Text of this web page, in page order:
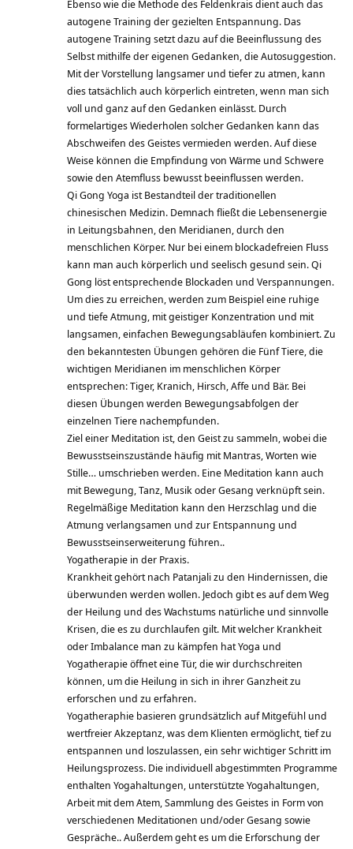
Ebenso wie die Methode des Feldenkrais dient auch das
autogene Training der gezielten Entspannung. Das
autogene Training setzt dazu auf die Beeinflussung des
Selbst mithilfe der eigenen Gedanken, die Autosuggestion.
Mit der Vorstellung langsamer und tiefer zu atmen, kann
dies tatsächlich auch körperlich eintreten, wenn man sich
voll und ganz auf den Gedanken einlässt. Durch
formelartiges Wiederholen solcher Gedanken kann das
Abschweifen des Geistes vermieden werden. Auf diese
Weise können die Empfindung von Wärme und Schwere
sowie den Atemfluss bewusst beeinflussen werden.
Qi Gong Yoga ist Bestandteil der traditionellen
chinesischen Medizin. Demnach fließt die Lebensenergie
in Leitungsbahnen, den Meridianen, durch den
menschlichen Körper. Nur bei einem blockadefreien Fluss
kann man auch körperlich und seelisch gesund sein. Qi
Gong löst entsprechende Blockaden und Verspannungen.
Um dies zu erreichen, werden zum Beispiel eine ruhige
und tiefe Atmung, mit geistiger Konzentration und mit
langsamen, einfachen Bewegungsabläufen kombiniert. Zu
den bekanntesten Übungen gehören die Fünf Tiere, die
wichtigen Meridianen im menschlichen Körper
entsprechen: Tiger, Kranich, Hirsch, Affe und Bär. Bei
diesen Übungen werden Bewegungsabfolgen der
einzelnen Tiere nachempfunden.
Ziel einer Meditation ist, den Geist zu sammeln, wobei die
Bewusstseinszustände häufig mit Mantras, Worten wie
Stille… umschrieben werden. Eine Meditation kann auch
mit Bewegung, Tanz, Musik oder Gesang verknüpft sein.
Regelmäßige Meditation kann den Herzschlag und die
Atmung verlangsamen und zur Entspannung und
Bewusstseinserweiterung führen..
Yogatherapie in der Praxis.
Krankheit gehört nach Patanjali zu den Hindernissen, die
überwunden werden wollen. Jedoch gibt es auf dem Weg
der Heilung und des Wachstums natürliche und sinnvolle
Krisen, die es zu durchlaufen gilt. Mit welcher Krankheit
oder Imbalance man zu kämpfen hat Yoga und
Yogatherapie öffnet eine Tür, die wir durchschreiten
können, um die Heilung in sich in ihrer Ganzheit zu
erforschen und zu erfahren.
Yogatheraphie basieren grundsätzlich auf Mitgefühl und
wertfreier Akzeptanz, was dem Klienten ermöglicht, tief zu
entspannen und loszulassen, ein sehr wichtiger Schritt im
Heilungsprozess. Die individuell abgestimmten Programme
enthalten Yogahaltungen, unterstützte Yogahaltungen,
Arbeit mit dem Atem, Sammlung des Geistes in Form von
verschiedenen Meditationen und/oder Gesang sowie
Gespräche.. Außerdem geht es um die Erforschung der